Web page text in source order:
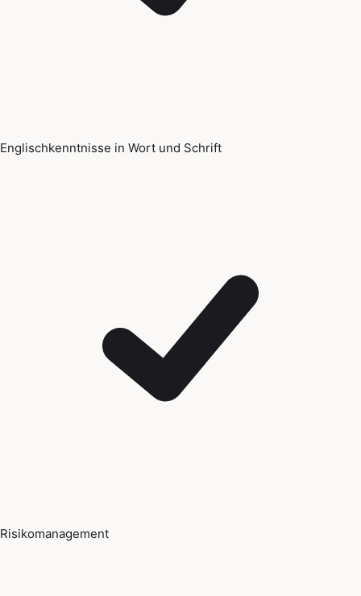
Englischkenntnisse in Wort und Schrift
Risikomanagement